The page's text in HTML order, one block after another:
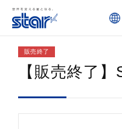
販売終了
【販売終了